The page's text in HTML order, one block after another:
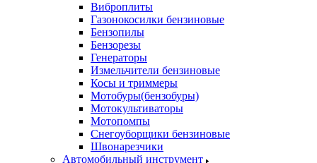
Виброплиты
Газонокосилки бензиновые
Бензопилы
Бензорезы
Генераторы
Измельчители бензиновые
Косы и триммеры
Мотобуры(бензобуры)
Мотокультиваторы
Мотопомпы
Снегоуборщики бензиновые
Швонарезчики
Автомобильный инструмент